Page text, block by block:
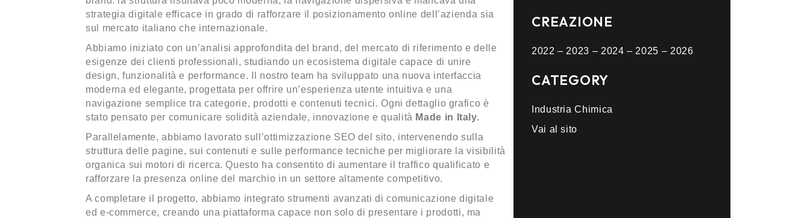
strategia digitale efficace in grado di rafforzare il posizionamento online dell’azienda sia
sul mercato italiano che internazionale.
Abbiamo iniziato con un’analisi approfondita del brand, del mercato di riferimento e delle
esigenze dei clienti professionali, studiando un ecosistema digitale capace di unire
design, funzionalità e performance. Il nostro team ha sviluppato una nuova interfaccia
moderna ed elegante, progettata per offrire un’esperienza utente intuitiva e una
navigazione semplice tra categorie, prodotti e contenuti tecnici. Ogni dettaglio grafico è
stato pensato per comunicare solidità aziendale, innovazione e qualità Made in Italy.
Parallelamente, abbiamo lavorato sull’ottimizzazione SEO del sito, intervenendo sulla
struttura delle pagine, sui contenuti e sulle performance tecniche per migliorare la visibilità
organica sui motori di ricerca. Questo ha consentito di aumentare il traffico qualificato e
rafforzare la presenza online del marchio in un settore altamente competitivo.
A completare il progetto, abbiamo integrato strumenti avanzati di comunicazione digitale
ed e-commerce, creando una piattaforma capace non solo di presentare i prodotti, ma
CREAZIONE
2022 – 2023 – 2024 – 2025 – 2026
CATEGORY
Industria Chimica
Vai al sito